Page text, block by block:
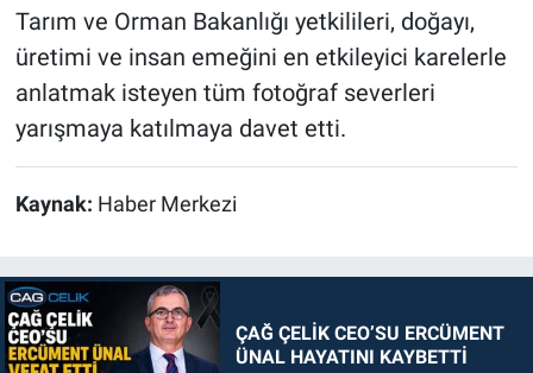
Tarım ve Orman Bakanlığı yetkilileri, doğayı,
üretimi ve insan emeğini en etkileyici karelerle
anlatmak isteyen tüm fotoğraf severleri
yarışmaya katılmaya davet etti.
Kaynak: Haber Merkezi
ÇAĞ ÇELİK CEO’SU ERCÜMENT
ÜNAL HAYATINI KAYBETTİ